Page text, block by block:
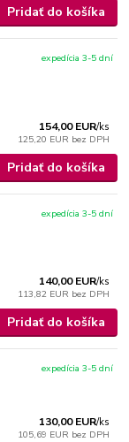
Pridať do košíka
154,00 EUR/ks
125,20 EUR bez DPH
expedícia 3-5 dní
Pridať do košíka
140,00 EUR/ks
113,82 EUR bez DPH
expedícia 3-5 dní
Pridať do košíka
130,00 EUR/ks
105,69 EUR bez DPH
expedícia 3-5 dní